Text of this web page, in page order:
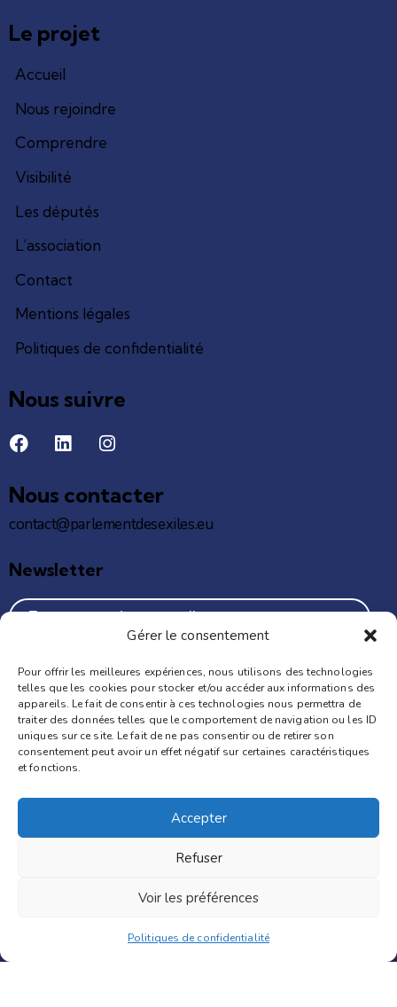
Gérer le consentement
Pour offrir les meilleures expériences, nous utilisons des technologies
telles que les cookies pour stocker et/ou accéder aux informations des
appareils. Le fait de consentir à ces technologies nous permettra de
traiter des données telles que le comportement de navigation ou les ID
uniques sur ce site. Le fait de ne pas consentir ou de retirer son
consentement peut avoir un effet négatif sur certaines caractéristiques
et fonctions.
Accepter
Refuser
Voir les préférences
Politiques de confidentialité
Le projet
Accueil
Nous rejoindre
Comprendre
Visibilité
Les députés
L’association
Contact
Mentions légales
Politiques de confidentialité
Nous suivre
Nous contacter
contact@parlementdesexiles.eu
Newsletter
connaissance de votre politique de confidentialité et mentions
légales.
Vous pouvez vous désinscrire à tout moment en cliquant sur le lien
présent dans nos emails.
Nous utilisons Brevo en tant que plateforme marketing. En
soumettant ce formulaire, vous acceptez que les données
confidentialité de Brevo.
des Exilés©. All Rights Reserved.